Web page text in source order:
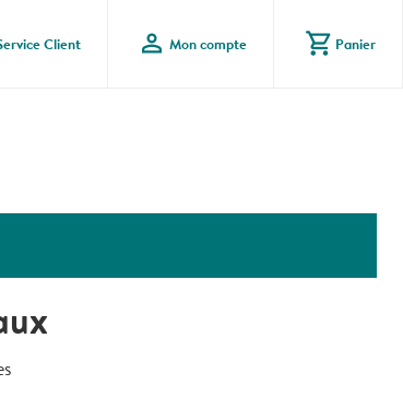
Client profile Mon compte shopping_cart Panier